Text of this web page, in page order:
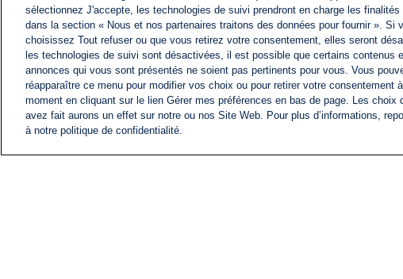
sélectionnez J'accepte, les technologies de suivi prendront en charge les finalités
dans la section « Nous et nos partenaires traitons des données pour fournir ». Si
choisissez Tout refuser ou que vous retirez votre consentement, elles seront
les technologies de suivi sont désactivées, il est possible que certains contenus
annonces qui vous sont présentés ne soient pas pertinents pour vous. Vous
réapparaître ce menu pour modifier vos choix ou pour retirer votre consentement
moment en cliquant sur le lien Gérer mes préférences en bas de page. Les choix
avez fait aurons un effet sur notre ou nos Site Web. Pour plus d’informations,
à notre politique de confidentialité.